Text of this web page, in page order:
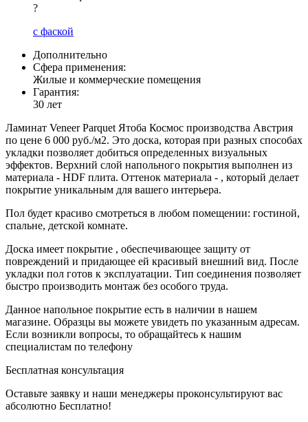
?
с фаской
Дополнительно
Сфера применения:
Жилые и коммерческие помещения
Гарантия:
30 лет
Ламинат Veneer Parquet Ятоба Космос производства Австрия
по цене 6 000 руб./м2. Это доска, которая при разных способах
укладки позволяет добиться определенных визуальных
эффектов. Верхний слой напольного покрытия выполнен из
материала - HDF плита. Оттенок материала - , который делает
покрытие уникальным для вашего интерьера.
Пол будет красиво смотреться в любом помещении: гостиной,
спальне, детской комнате.
Доска имеет покрытие , обеспечивающее защиту от
повреждений и придающее ей красивый внешний вид. После
укладки пол готов к эксплуатации. Тип соединения позволяет
быстро производить монтаж без особого труда.
Данное напольное покрытие есть в наличии в нашем
магазине. Образцы вы можете увидеть по указанным адресам.
Если возникли вопросы, то обращайтесь к нашим
специалистам по телефону
Бесплатная консультация
Оставьте заявку и наши менеджеры проконсультируют вас
абсолютно Бесплатно!